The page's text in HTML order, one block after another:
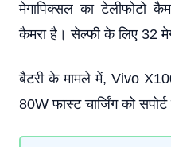
मेगापिक्सल का टेलीफोटो
कैमरा है। सेल्फी के लिए 32
बैटरी के मामले में, Vivo
80W फास्ट चार्जिंग को